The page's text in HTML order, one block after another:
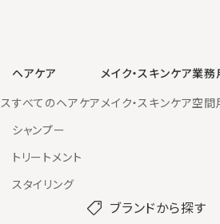
ヘアケア
すべてのヘアケア
シャンプー
トリートメント
スタイリング
メイク・スキンケア
メイク・スキンケア
業務
空間
ブランドから探す